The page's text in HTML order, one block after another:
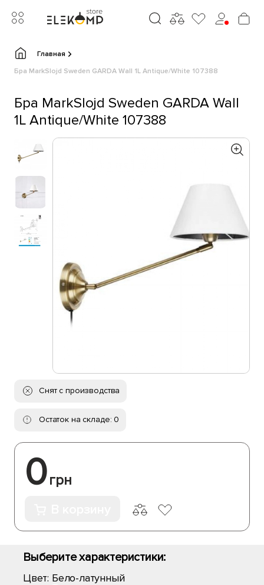
Главная
Бра MarkSlojd Sweden GARDA Wall 1L Antique/White 107388
Бра MarkSlojd Sweden GARDA Wall
1L Antique/White 107388
Снят с производства
Остаток на складе: 0
0грн
Выберите характеристики:
Цвет: Бело-латунный